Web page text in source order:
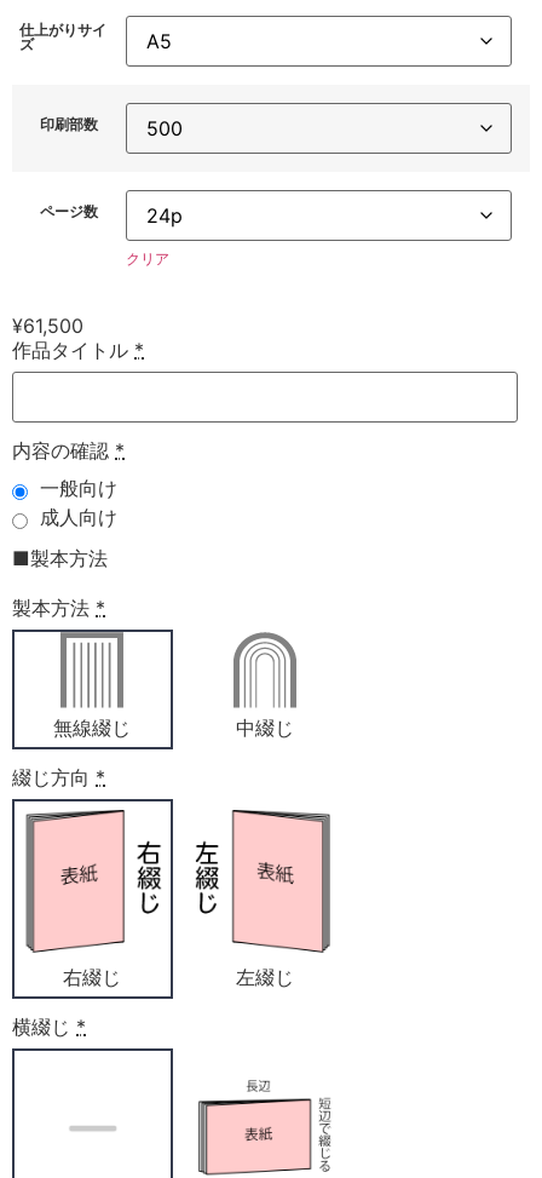
仕上がりサイ
ズ
印刷部数
ページ数
クリア
¥61,500
作品タイトル *
内容の確認 *
一般向け
成人向け
■製本方法
製本方法 *
無線綴じ 中綴じ
綴じ方向 *
右綴じ 左綴じ
横綴じ *